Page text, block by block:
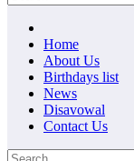
Home
About Us
Birthdays list
News
Disavowal
Contact Us